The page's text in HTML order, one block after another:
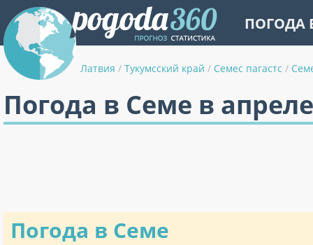
ПОГОДА
Латвия / Тукумсский край / Семес пагастс /
Погода в Семе в апреле
Погода в Семе